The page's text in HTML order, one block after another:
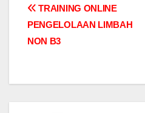
Post
navigation
TRAINING ONLINE
PENGELOLAAN LIMBAH
NON B3